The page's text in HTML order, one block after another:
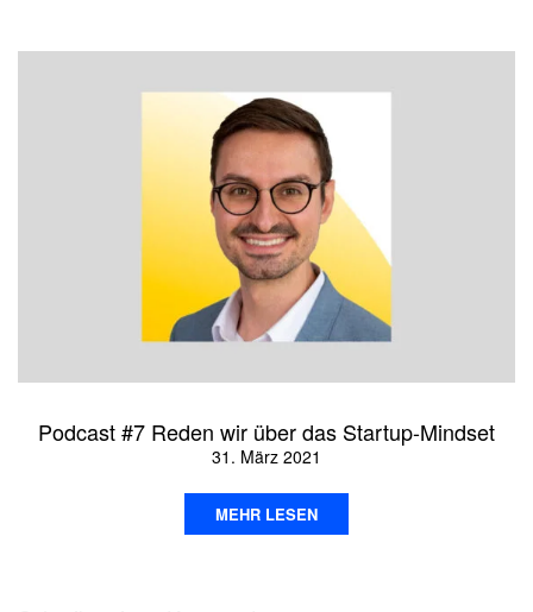
Podcast #7 Reden wir über das Startup-Mindset
31. März 2021
MEHR LESEN